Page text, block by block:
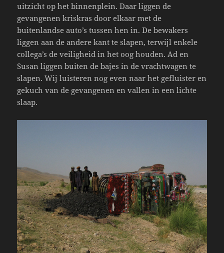
uitzicht op het binnenplein. Daar liggen de
gevangenen kriskras door elkaar met de
buitenlandse auto’s tussen hen in. De bewakers
liggen aan de andere kant te slapen, terwijl enkele
collega’s de veiligheid in het oog houden. Ad en
Susan liggen buiten de bajes in de vrachtwagen te
slapen. Wij luisteren nog even naar het gefluister en
gekuch van de gevangenen en vallen in een lichte
slaap.